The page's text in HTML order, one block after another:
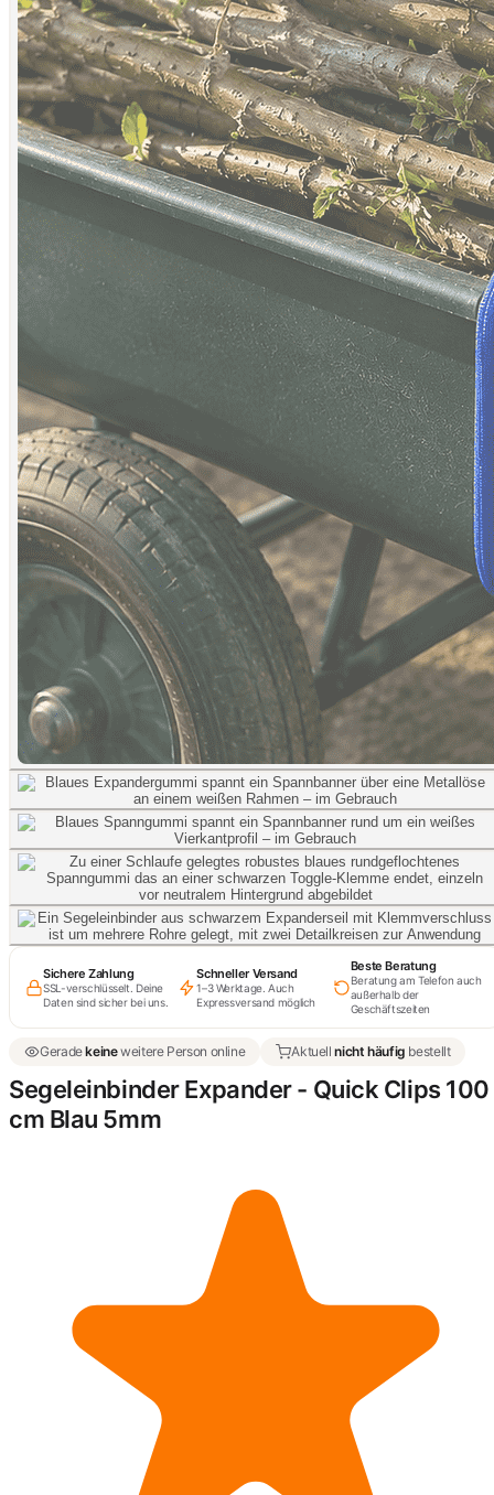
Sichere Zahlung
SSL-verschlüsselt. Deine
Daten sind sicher bei uns.
Schneller Versand
1–3 Werktage. Auch
Expressversand möglich
Beste Beratung
Beratung am Telefon auch
außerhalb der
Geschäftszeiten
Geradekeineweitere Person online Aktuellnicht häufig bestellt
Segeleinbinder Expander - Quick Clips 100
cm Blau 5mm